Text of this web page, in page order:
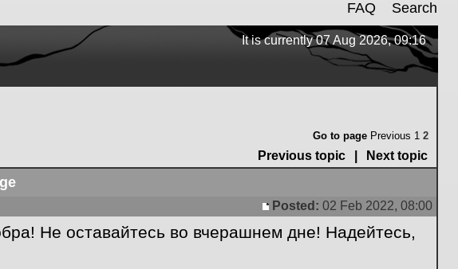
FAQ Search
It is currently 07 Aug 2026, 09:16
Go to page Previous 1 2
Previous topic Next topic
Post
Posted: 02 Feb 2022, 08:00
Не оставайтесь во вчерашнем дне! Надейтесь,